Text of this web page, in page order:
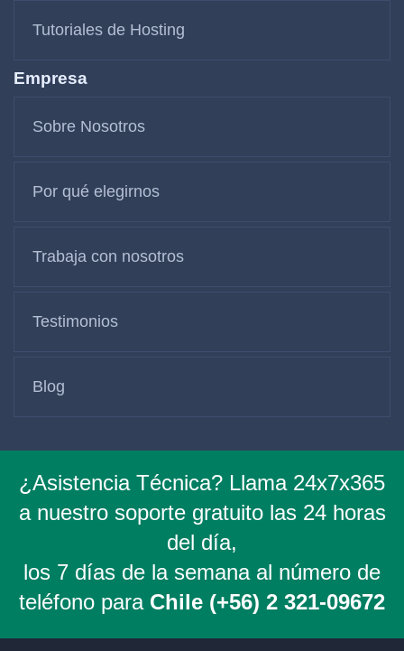
Tutoriales de Hosting
Empresa
Sobre Nosotros
Por qué elegirnos
Trabaja con nosotros
Testimonios
Blog
¿Asistencia Técnica? Llama 24x7x365
a nuestro soporte gratuito las 24 horas
del día,
los 7 días de la semana al número de
teléfono para Chile (+56) 2 321-09672